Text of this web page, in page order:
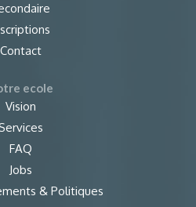
Contact
ecole
Vision
FAQ
Jobs
& Politiques